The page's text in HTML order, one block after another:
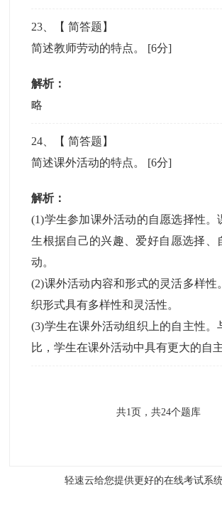
23 、【简答题 】
简述教师劳动的特点。 [6分]
解析：
略
24 、【简答题 】
简述课外活动的特点。 [6分]
解析：
(1)学生参加课外活动的自愿选择性。
生根据自己的兴趣、爱好自愿选择、
动。
(2)课外活动内容和形式的灵活多样性
织形式具有多样性和灵活性。
(3)学生在课外活动组织上的自主性。
比，学生在课外活动中具有更大的自主
共1页，共24个题库
轻速云给您提供更好的在线考试系